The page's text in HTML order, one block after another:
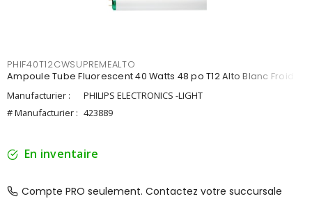
PHIF40T12CWSUPREMEALTO
Ampoule Tube Fluorescent 40 Watts 48 po T12 Alto Blanc Froid
Manufacturier :
PHILIPS ELECTRONICS -LIGHT
# Manufacturier : 423889
En inventaire
Compte PRO seulement. Contactez votre succursale